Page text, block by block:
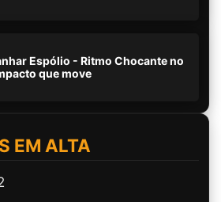
Espólio - Ritmo Chocante no
que move
EM ALTA